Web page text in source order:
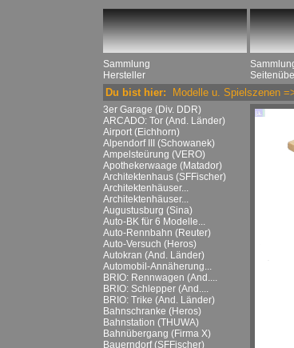
Sammlung
Hersteller
Du bist hier: Modelle u. Spielszenen
3er Garage (Div. DDR)
ARCADO: Tor (And. Länder)
Airport (Eichhorn)
Alpendorf III (Schowanek)
Ampelsteürung (VERO)
Apothekerwaage (Matador)
Architektenhaus (SFFischer)
Architektenhäuser...
Architektenhäuser...
Augustusburg (Sina)
Auto-BK für 6 Modelle...
Auto-Rennbahn (Reuter)
Auto-Versuch (Heros)
Autokran (And. Länder)
Automobil-Annäherung...
BRIO: Rennwagen (And....
BRIO: Schlepper (And....
BRIO: Trike (And. Länder)
Bahnschranke (Heros)
Bahnstation (THUWA)
Bahnübergang (Firma X)
Bauerndorf (SFFischer)